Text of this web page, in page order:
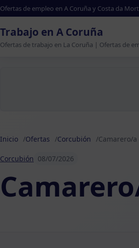
Ofertas de empleo en A Coruña y Costa da
Trabajo en A Coruña
Ofertas de trabajo en La Coruña | Ofertas de
Inicio Ofertas Corcubión Camarero/a
Corcubión 08/07/2026